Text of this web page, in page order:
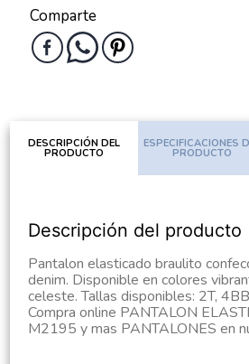
Comparte
DESCRIPCIÓN DEL
PRODUCTO
ESPECIFICACIONES
PRODUCTO
Descripción del producto
Pantalon elasticado braulito
denim. Disponible en colores
celeste. Tallas disponibles: 2T,
Compra online PANTALON
M2195 y mas PANTALONES en